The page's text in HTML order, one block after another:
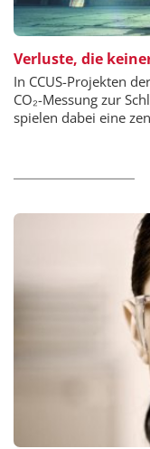
Verluste, die
In CCUS-Projekten
CO₂-Messung zur
spielen dabei eine